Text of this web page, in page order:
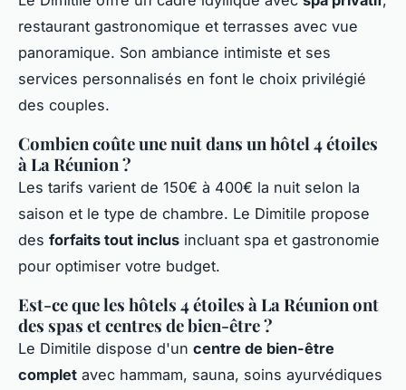
restaurant gastronomique et terrasses avec vue
panoramique. Son ambiance intimiste et ses
services personnalisés en font le choix privilégié
des couples.
Combien coûte une nuit dans un hôtel 4 étoiles
à La Réunion ?
Les tarifs varient de 150€ à 400€ la nuit selon la
saison et le type de chambre. Le Dimitile propose
des forfaits tout inclus incluant spa et gastronomie
pour optimiser votre budget.
Est-ce que les hôtels 4 étoiles à La Réunion ont
des spas et centres de bien-être ?
Le Dimitile dispose d'un centre de bien-être
complet avec hammam, sauna, soins ayurvédiques